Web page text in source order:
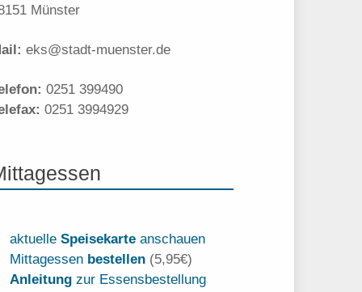
Münster
eks@stadt-muenster.de
0251 399490
0251 3994929
aktuelle Speisekarte anschauen
Mittagessen bestellen (5,95€)
Anleitung zur Essensbestellung